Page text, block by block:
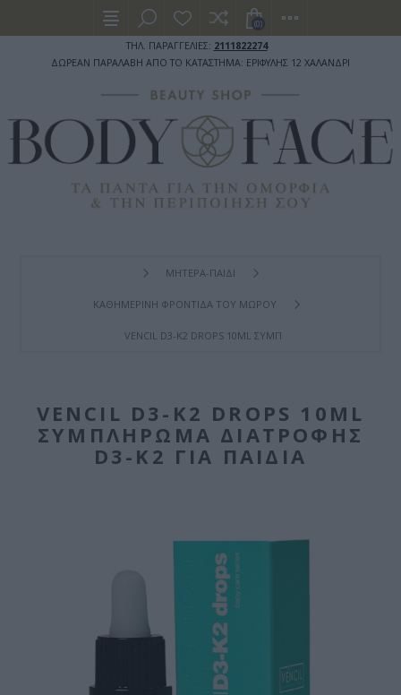
ΤΗΛ. ΠΑΡΑΓΓΕΛΙΕΣ: 2111822274
ΔΩΡΕΑΝ ΠΑΡΑΛΑΒΗ ΑΠΟ ΤΟ ΚΑΤΑΣΤΗΜΑ: ΕΡΙΦΥΛΗΣ 12 ΧΑΛΑΝΔΡΙ
(0)
ΜΗΤΕΡΑ-ΠΑΙΔΙ
ΚΑΘΗΜΕΡΙΝΗ ΦΡΟΝΤΙΔΑ ΤΟΥ ΜΩΡΟΥ
VENCIL D3-K2 DROPS 10ML ΣΥΜΠΛΉΡΩΜΑ ΔΙΑΤΡΟΦΉΣ
VENCIL D3-K2 DROPS 10ML
ΣΥΜΠΛΉΡΩΜΑ ΔΙΑΤΡΟΦΉΣ
D3-Κ2 ΓΙΑ ΠΑΙΔΙΆ